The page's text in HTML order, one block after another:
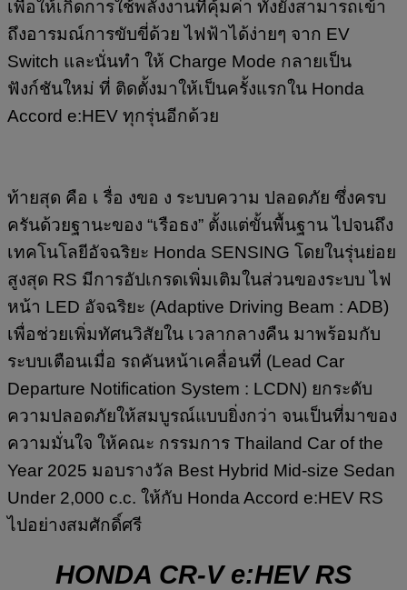
เพื่อให้เกิดการใช้พลังงานที่คุ้มค่า ทั้งยังสามารถเข้า
ถึงอารมณ์การขับขี่ด้วย ไฟฟ้าได้ง่ายๆ จาก EV
Switch และนั่นทำ ให้ Charge Mode กลายเป็น
ฟังก์ชันใหม่ ที่ ติดตั้งมาให้เป็นครั้งแรกใน Honda
Accord e:HEV ทุกรุ่นอีกด้วย
ท้ายสุด คือ เ รื่อ งขอ ง ระบบความ ปลอดภัย ซึ่งครบ
ครันด้วยฐานะของ “เรือธง” ตั้งแต่ขั้นพื้นฐาน ไปจนถึง
เทคโนโลยีอัจฉริยะ Honda SENSING โดยในรุ่นย่อย
สูงสุด RS มีการอัปเกรดเพิ่มเติมในส่วนของระบบ ไฟ
หน้า LED อัจฉริยะ (Adaptive Driving Beam : ADB)
เพื่อช่วยเพิ่มทัศนวิสัยใน เวลากลางคืน มาพร้อมกับ
ระบบเตือนเมื่อ รถคันหน้าเคลื่อนที่ (Lead Car
Departure Notification System : LCDN) ยกระดับ
ความปลอดภัยให้สมบูรณ์แบบยิ่งกว่า จนเป็นที่มาของ
ความมั่นใจ ให้คณะ กรรมการ Thailand Car of the
Year 2025 มอบรางวัล Best Hybrid Mid-size Sedan
Under 2,000 c.c. ให้กับ Honda Accord e:HEV RS
ไปอย่างสมศักดิ์ศรี
HONDA CR-V e:HEV RS